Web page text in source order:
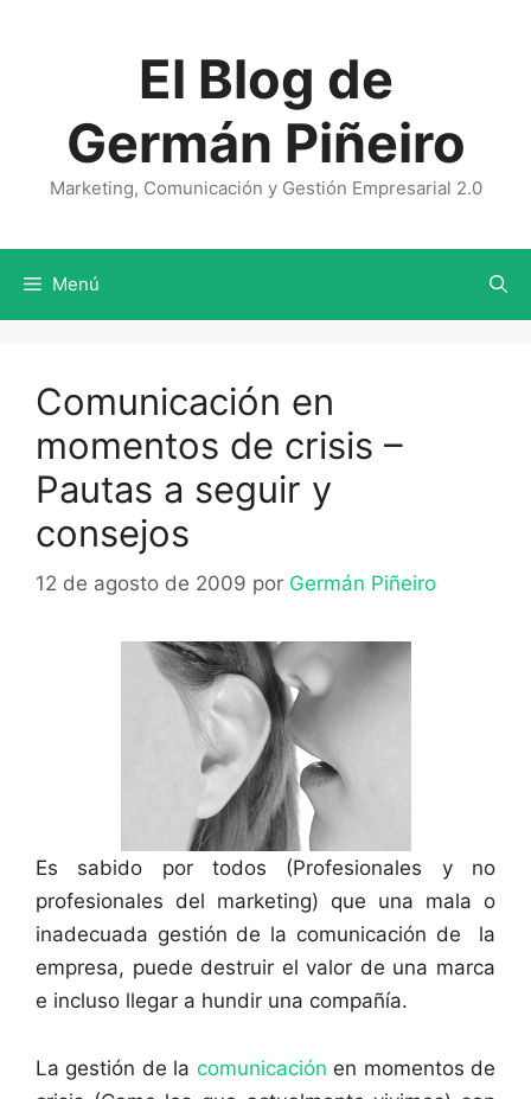
El Blog de
Germán Piñeiro
Marketing, Comunicación y Gestión Empresarial 2.0
Menú
Comunicación en
momentos de crisis –
Pautas a seguir y
consejos
12 de agosto de 2009 por Germán Piñeiro
Es sabido por todos (Profesionales y no
profesionales del marketing) que una mala o
inadecuada gestión de la comunicación de la
empresa, puede destruir el valor de una marca
e incluso llegar a hundir una compañía.
La gestión de la comunicación en momentos de